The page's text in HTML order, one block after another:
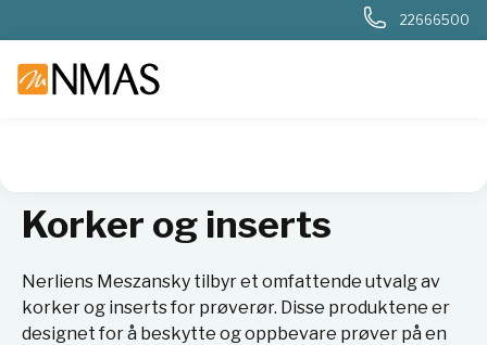
22666500
Korker og inserts
Nerliens Meszansky tilbyr et omfattende utvalg av
korker og inserts for prøverør. Disse produktene er
designet for å beskytte og oppbevare prøver på en